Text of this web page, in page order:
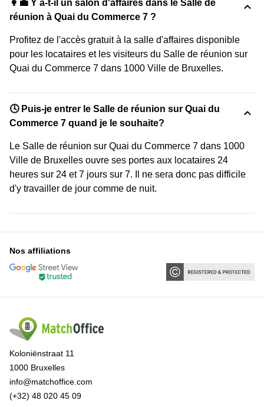
👩‍💼 Y a-t-il un salon d'affaires dans le Salle de
réunion à Quai du Commerce 7 ?
Profitez de l'accès gratuit à la salle d'affaires disponible
pour les locataires et les visiteurs du Salle de réunion sur
Quai du Commerce 7 dans 1000 Ville de Bruxelles.
🕓 Puis-je entrer le Salle de réunion sur Quai du
Commerce 7 quand je le souhaite?
Le Salle de réunion sur Quai du Commerce 7 dans 1000
Ville de Bruxelles ouvre ses portes aux locataires 24
heures sur 24 et 7 jours sur 7. Il ne sera donc pas difficile
d'y travailler de jour comme de nuit.
Nos affiliations
Koloniënstraat 11
1000 Bruxelles
info@matchoffice.com
(+32) 48 020 45 09